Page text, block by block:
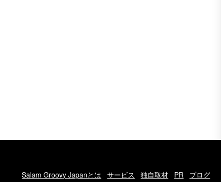
Salam Groovy Japanとは サービス 独自取材 PR ブログ